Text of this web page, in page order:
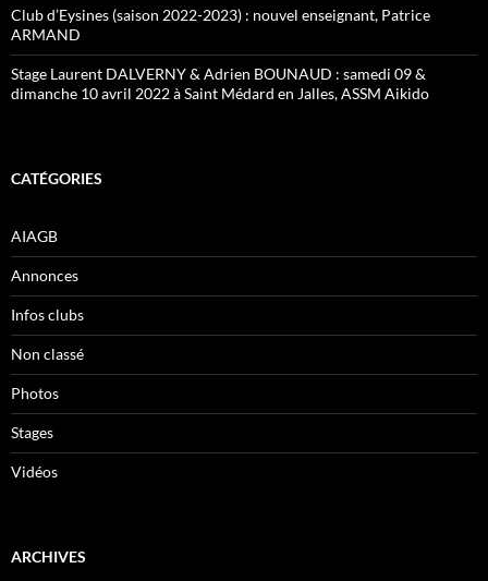
Club d’Eysines (saison 2022-2023) : nouvel enseignant, Patrice
ARMAND
Stage Laurent DALVERNY & Adrien BOUNAUD : samedi 09 &
dimanche 10 avril 2022 à Saint Médard en Jalles, ASSM Aikido
CATÉGORIES
AIAGB
Annonces
Infos clubs
Non classé
Photos
Stages
Vidéos
ARCHIVES